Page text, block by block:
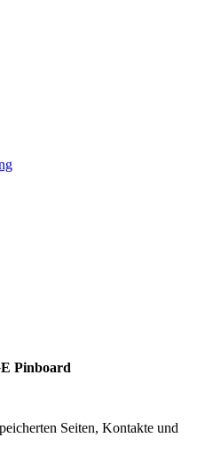
Pinboard
Seiten, Kontakte und